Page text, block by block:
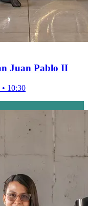
Juan Pablo II
10:30